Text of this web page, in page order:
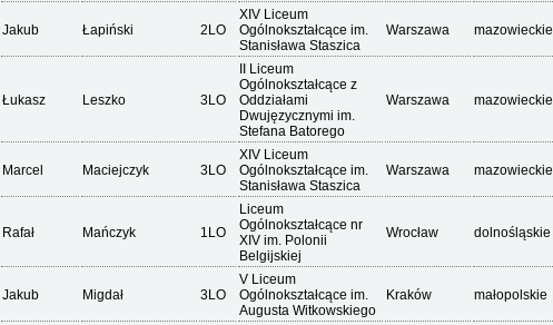
Jakub Łapiński 2LO
XIV Liceum
Ogólnokształcące im.
Stanisława Staszica
Warszawa mazowieckie
Łukasz Leszko 3LO
II Liceum
Ogólnokształcące z
Oddziałami
Dwujęzycznymi im.
Stefana Batorego
Warszawa mazowieckie
Marcel Maciejczyk 3LO
XIV Liceum
Ogólnokształcące im.
Stanisława Staszica
Warszawa mazowieckie
Rafał Mańczyk 1LO
Liceum
Ogólnokształcące nr
XIV im. Polonii
Belgijskiej
Wrocław dolnośląskie
Jakub Migdał 3LO
V Liceum
Ogólnokształcące im.
Augusta Witkowskiego
Kraków małopolskie